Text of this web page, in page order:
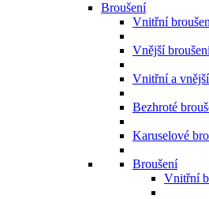
Broušení
Vnitřní
Vnější
Vnitřní a
Bezhroté
Karuselové
Broušení
Vnitřní